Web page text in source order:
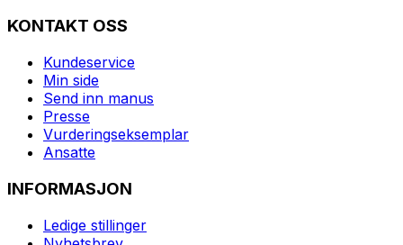
KONTAKT OSS
Kundeservice
Min side
Send inn manus
Presse
Vurderingseksemplar
Ansatte
INFORMASJON
Ledige stillinger